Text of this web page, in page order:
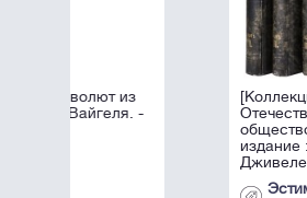
[Коллекционное
Отечественная война и
общество: 1812-1912:
издание : [в 7 т.] / Ред.
Дживелегова, С.П. ...